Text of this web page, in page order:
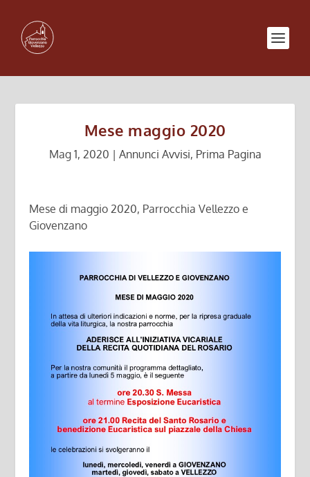
Mese maggio 2020
Mag 1, 2020 | Annunci Avvisi, Prima Pagina
Mese di maggio 2020, Parrocchia Vellezzo e
Giovenzano